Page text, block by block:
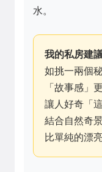
水。
我的私房建議
如挑一兩個
「故事感」
讓人好奇「
結合自然奇
比單純的漂